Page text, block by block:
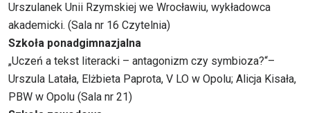
Urszulanek Unii Rzymskiej we Wrocławiu, wykładowca
akademicki. (Sala nr 16 Czytelnia)
Szkoła ponadgimnazjalna
„Uczeń a tekst literacki – antagonizm czy symbioza?“–
Urszula Latała, Elżbieta Paprota, V LO w Opolu; Alicja Kisała,
PBW w Opolu (Sala nr 21)